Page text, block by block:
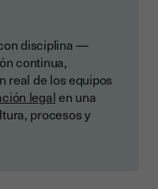
disciplina —
continua,
real de los equipos
legalen una
procesos y